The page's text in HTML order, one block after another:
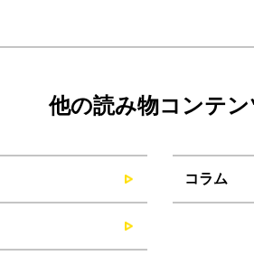
他の読み物コンテン
コラム